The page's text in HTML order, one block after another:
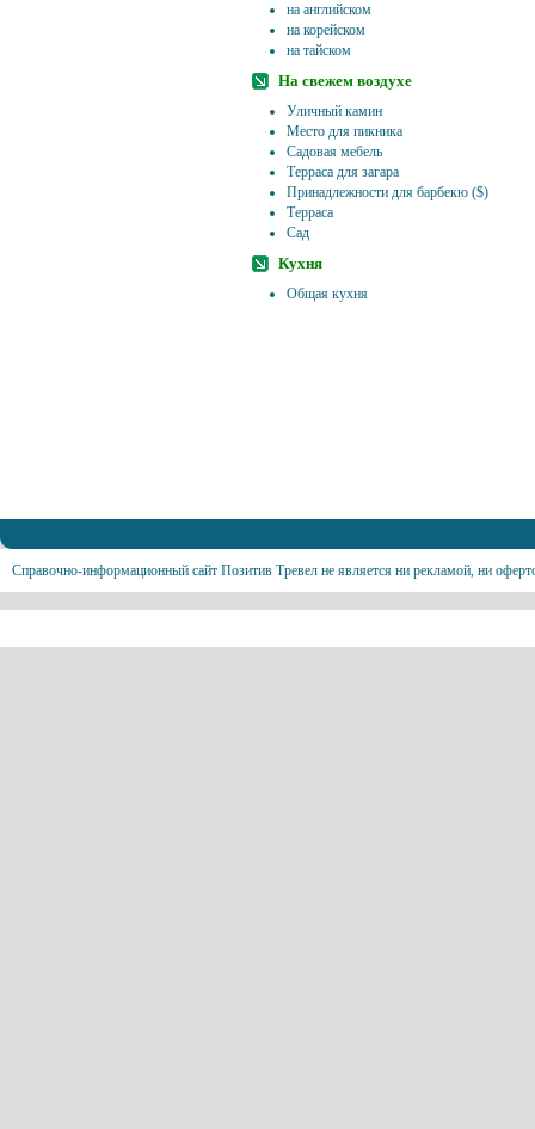
на английском
на корейском
на тайском
На свежем воздухе
Уличный камин
Место для пикника
Садовая мебель
Терраса для загара
Принадлежности для барбекю ($)
Терраса
Сад
Кухня
Общая кухня
Справочно-информационный сайт Позитив Тревел не является ни рекламой, ни